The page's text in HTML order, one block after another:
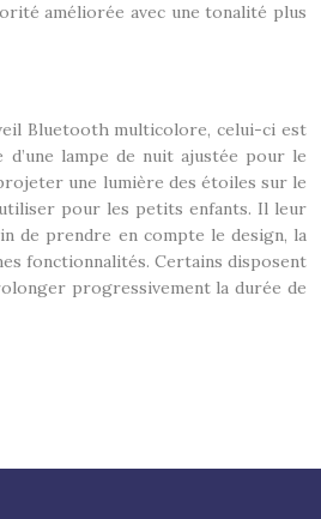
améliorée avec une tonalité plus
Bluetooth multicolore, celui-ci est
lampe de nuit ajustée pour le
une lumière des étoiles sur le
pour les petits enfants. Il leur
de prendre en compte le design, la
fonctionnalités. Certains disposent
progressivement la durée de